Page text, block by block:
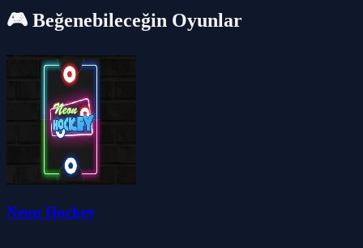
🎮 Beğenebileceğin Oyunlar
Neon Hockey